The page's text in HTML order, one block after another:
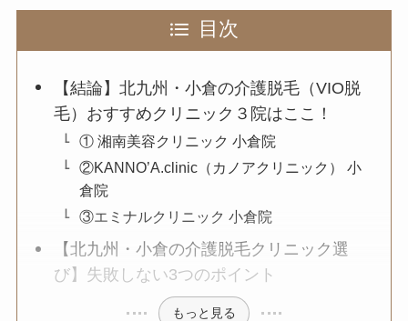
目次
【結論】北九州・小倉の介護脱毛（VIO脱
毛）おすすめクリニック３院はここ！
① 湘南美容クリニック 小倉院
②KANNO’A.clinic（カノアクリニック） 小
倉院
③エミナルクリニック 小倉院
【北九州・小倉の介護脱毛クリニック選
び】失敗しない3つのポイント
もっと見る